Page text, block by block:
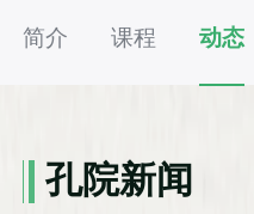
简介 课程 动态
孔院新闻